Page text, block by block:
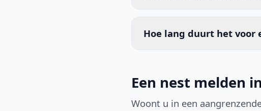
Hoe lang duurt het voor
Een nest melden
Woont u in een